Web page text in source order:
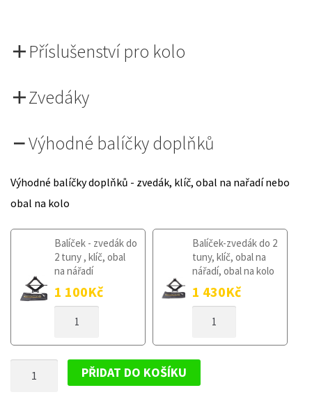
Příslušenství pro kolo
Zvedáky
Výhodné balíčky doplňků
Výhodné balíčky doplňků - zvedák, klíč, obal na nařadí nebo
obal na kolo
Balíček - zvedák do
2 tuny , klíč, obal
na nářadí
1 100Kč
KOLO
2001-
Balíček-zvedák do 2
tuny, klíč, obal na
nářadí, obal na kolo
1 430Kč
KOLO
2001-
PŘIDAT DO KOŠÍKU